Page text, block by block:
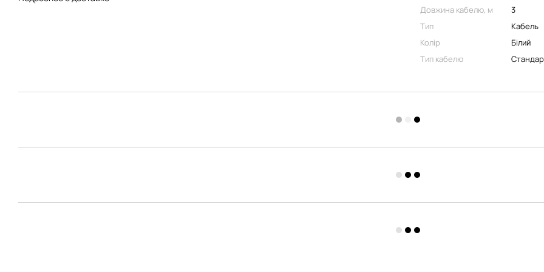
Довжина кабелю, м
3
Тип
Кабель
Колір
Білий
Тип кабелю